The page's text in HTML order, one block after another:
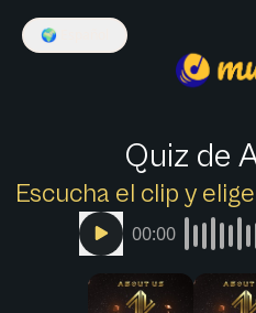
🌍
Quiz de
Escucha el clip y
00:00